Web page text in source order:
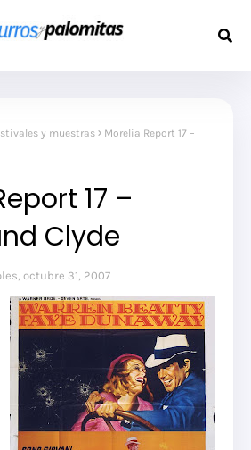
y muestras
Morelia Report 17 –
17 –
Clyde
octubre 31, 2007